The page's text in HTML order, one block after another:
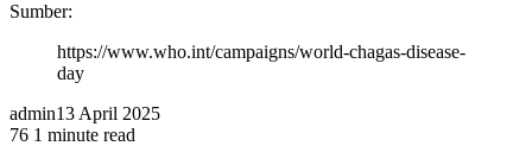
Sumber:
https://www.who.int/campaigns/world-chagas-disease-
day
admin13 April 2025
76 1 minute read